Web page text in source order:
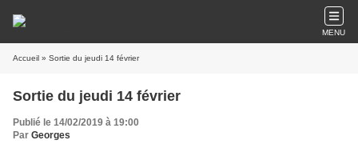
MENU
Accueil » Sortie du jeudi 14 février
Sortie du jeudi 14 février
Publié le 14/02/2019 à 19:00
Par Georges